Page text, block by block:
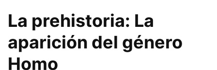
La prehistoria: La
aparición del género
Homo